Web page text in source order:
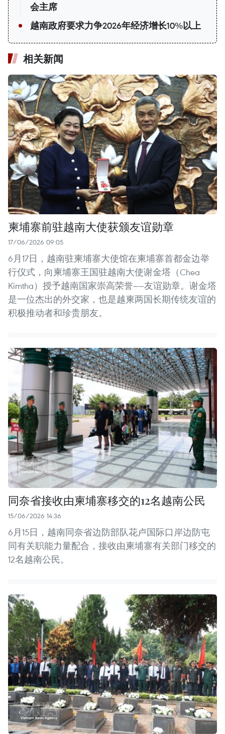
会主席
越南政府要求力争2026年经济增长10%以上
相关新闻
柬埔寨前驻越南大使获颁友谊勋章
17/06/2026 09:05
6月17日，越南驻柬埔寨大使馆在柬埔寨首都金边举
行仪式，向柬埔寨王国驻越南大使谢金塔（Chea
Kimtha）授予越南国家崇高荣誉——友谊勋章。谢金塔
是一位杰出的外交家，也是越柬两国长期传统友谊的
积极推动者和珍贵朋友。
同奈省接收由柬埔寨移交的12名越南公民
15/06/2026 14:36
6月15日，越南同奈省边防部队花卢国际口岸边防屯
同有关职能力量配合，接收由柬埔寨有关部门移交的
12名越南公民。